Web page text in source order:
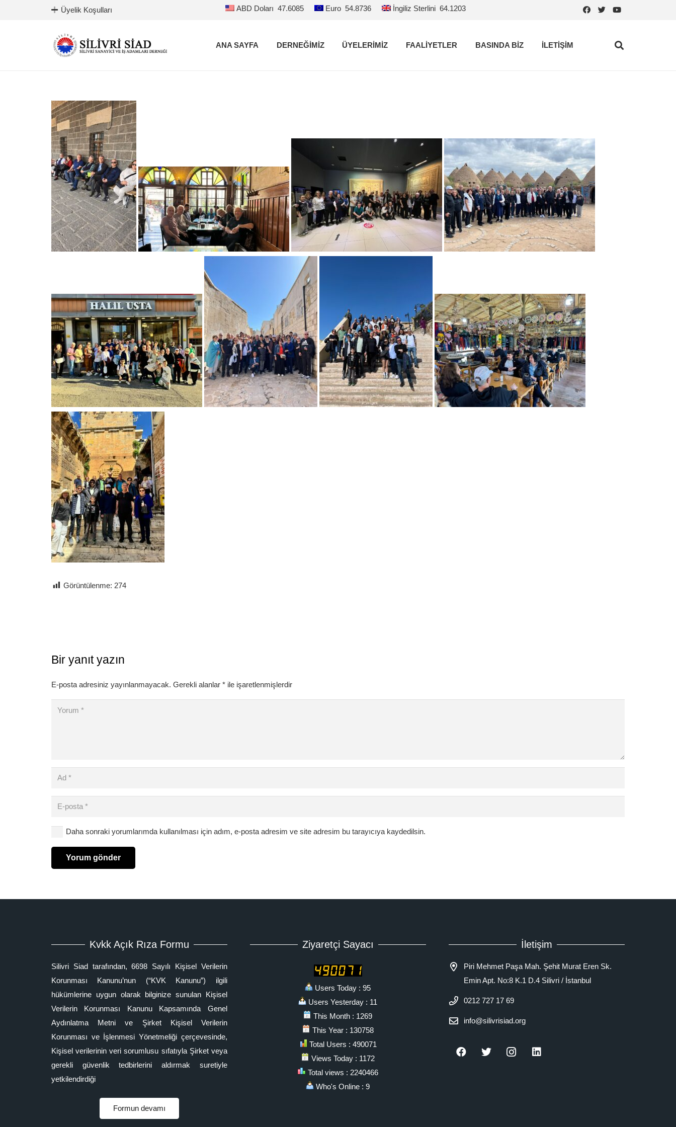
Üyelik Koşulları ABD Doları 47.6085 Euro 54.8736 İngiliz Sterlini 64.1203
ANA SAYFA DERNEĞİMİZ ÜYELERİMİZ FAALİYETLER BASINDA BİZ İLETİŞİM
Görüntülenme: 274
Bir yanıt yazın
E-posta adresiniz yayınlanmayacak. Gerekli alanlar * ile işaretlenmişlerdir
Daha sonraki yorumlarımda kullanılması için adım, e-posta adresim ve site adresim bu tarayıcıya kaydedilsin.
Yorum gönder
Kvkk Açık Rıza Formu
Silivri Siad tarafından, 6698 Sayılı Kişisel Verilerin
Korunması Kanunu’nun (“KVK Kanunu”) ilgili
hükümlerine uygun olarak bilginize sunulan Kişisel
Verilerin Korunması Kanunu Kapsamında Genel
Aydınlatma Metni ve Şirket Kişisel Verilerin
Korunması ve İşlenmesi Yönetmeliği çerçevesinde,
Kişisel verilerinin veri sorumlusu sıfatıyla Şirket veya
gerekli güvenlik tedbirlerini aldırmak suretiyle
yetkilendirdiği
Formun devamı
Ziyaretçi Sayacı
Users Today : 95
Users Yesterday : 11
This Month : 1269
This Year : 130758
Total Users : 490071
Views Today : 1172
Total views : 2240466
Who's Online : 9
İletişim
Piri Mehmet Paşa Mah. Şehit Murat Eren Sk.
Emin Apt. No:8 K.1 D.4 Silivri / İstanbul
0212 727 17 69
info@silivrisiad.org